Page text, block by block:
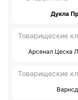
(1:0),
(2:2) и «Дуклой
«Кралув
«Сокол Хостун»
Дукла
Товарищеские
Арсенал Цеска
Товарищеские